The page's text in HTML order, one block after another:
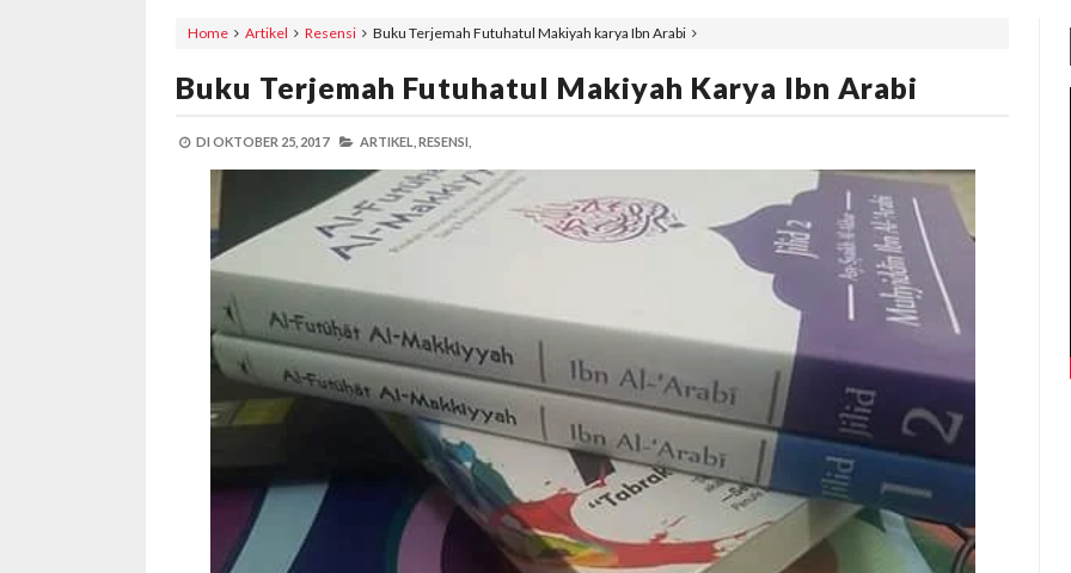
Home Artikel Resensi Buku Terjemah Futuhatul Makiyah karya Ibn Arabi
Buku Terjemah Futuhatul Makiyah Karya Ibn Arabi
DI OKTOBER 25, 2017 ARTIKEL, RESENSI,